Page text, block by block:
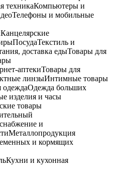
техникаКомпьютеры и
Телефоны и мобильные
Канцелярские
ПосудаТекстиль и
доставка едыТовары для
аптекиТовары для
линзыИнтимные товары
одеждаОдежда больших
изделия и часы
товары
и
Металлопродукция
и кормящих
Кухни и кухонная